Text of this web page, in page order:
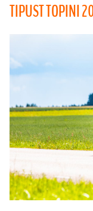
TIPUST TOPINI